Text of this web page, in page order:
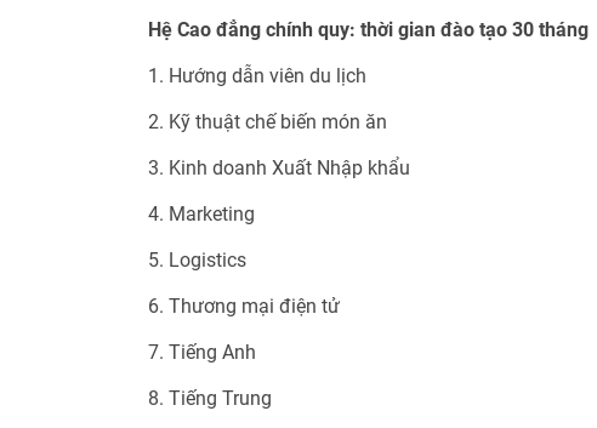
Hệ Cao đẳng chính quy: thời gian đào tạo 30 tháng
1. Hướng dẫn viên du lịch
2. Kỹ thuật chế biến món ăn
3. Kinh doanh Xuất Nhập khẩu
4. Marketing
5. Logistics
6. Thương mại điện tử
7. Tiếng Anh
8. Tiếng Trung